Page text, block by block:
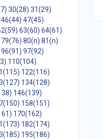
30(28) 31(29)
46(44) 47(45)
63(60) 64(61)
79(76) 80(n) 81(n)
96(91) 97(92)
110(104)
122(116)
134(128)
146(139)
158(151)
170(162)
182(174)
195(186)